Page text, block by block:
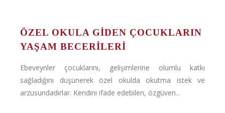
ÖZEL OKULA GIDEN ÇOCUKLARIN
YAŞAM BECERILERI
Ebeveynler çocuklarını, gelişimlerine olumlu katkı
sağladığını düşünerek özel okulda okutma istek ve
arzusundadırlar. Kendini ifade edebilen, özgüven...